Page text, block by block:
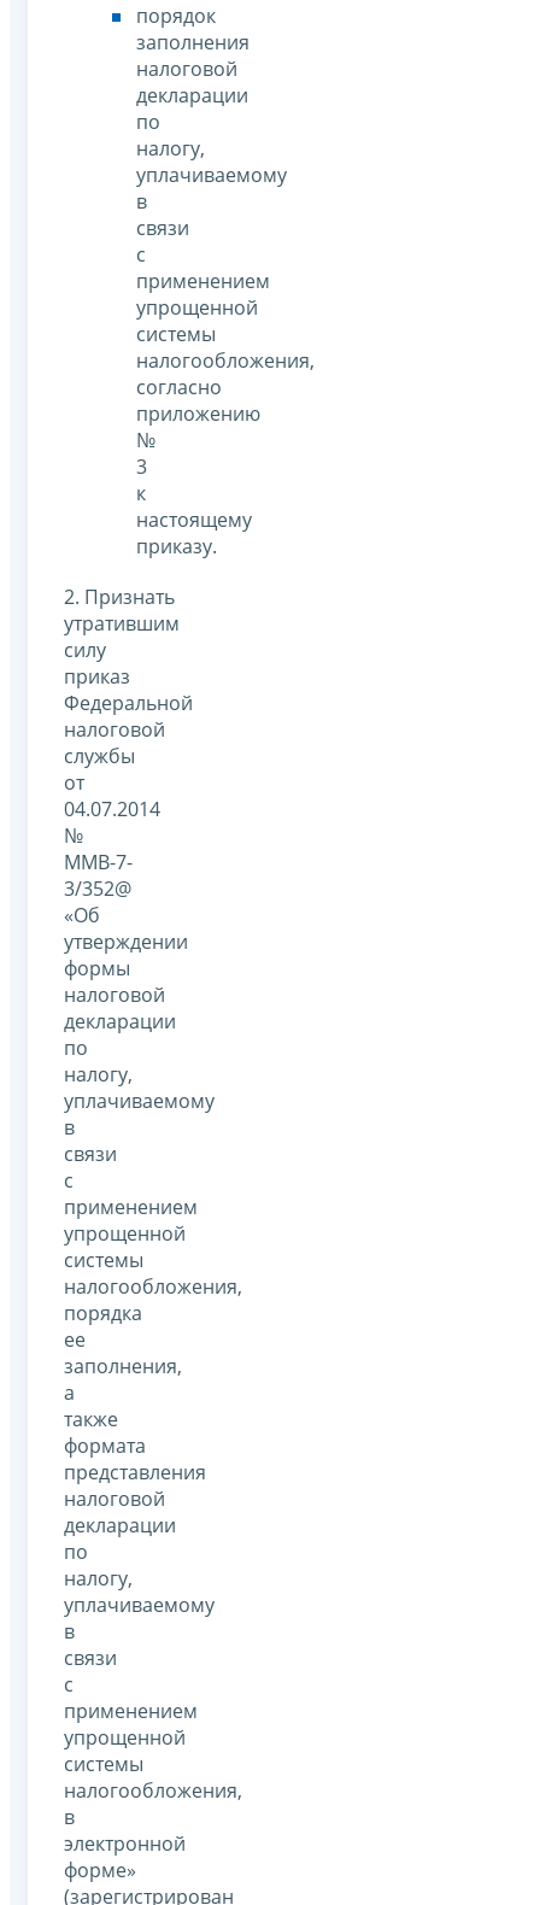
порядок
заполнения
налоговой
декларации
по
налогу,
уплачиваемому
в
связи
с
применением
упрощенной
системы
налогообложения,
согласно
приложению
№
3
к
настоящему
приказу.
2. Признать
утратившим
силу
приказ
Федеральной
налоговой
службы
от
04.07.2014
№
ММВ-7-
3/352@
«Об
утверждении
формы
налоговой
декларации
по
налогу,
уплачиваемому
в
связи
с
применением
упрощенной
системы
налогообложения,
порядка
ее
заполнения,
а
также
формата
представления
налоговой
декларации
по
налогу,
уплачиваемому
в
связи
с
применением
упрощенной
системы
налогообложения,
в
электронной
форме»
(зарегистрирован